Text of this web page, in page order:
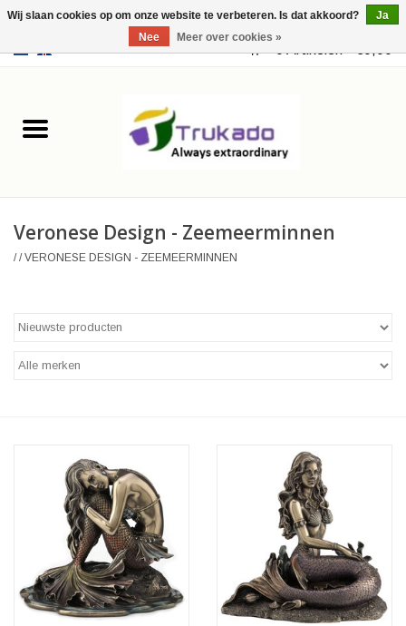
USD 0 Artikelen - €0,00
Leer
Merchandise
Giftware & Lifestyle &
Collectables
Bezoek ons
Veronese Design - Zeemeerminnen
//VERONESE DESIGN - ZEEMEERMINNEN
Wij slaan cookies op om onze website te verbeteren. Is dat akkoord?
Ja
Nee
Meer over cookies »